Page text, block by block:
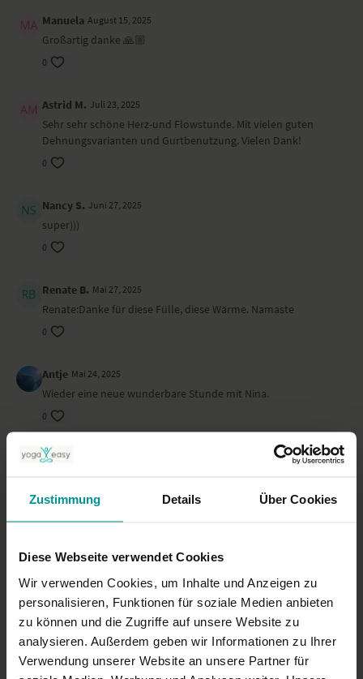
Zustimmung Details Über Cookies
Diese Webseite verwendet Cookies
Wir verwenden Cookies, um Inhalte und Anzeigen zu
personalisieren, Funktionen für soziale Medien anbieten
zu können und die Zugriffe auf unsere Website zu
analysieren. Außerdem geben wir Informationen zu Ihrer
Verwendung unserer Website an unsere Partner für
In dieser Praxis übst du immer wieder im Moment anzukommen. Das
Herzraum zu spüren.
Ort und Ausstattung
Dieses Video ist eine Aufzeichnung einer unserer Live-Klassen, daher
ist es möglich, dass die Video- oder Tonqualität nicht der gewohnten
YogaEasy-Qualität entspricht.
Manuela August 15, 2025
Großartig danke 🙏🏼
0
Astrid M. Juli 23, 2025
Sehr sehr schöne Herz-und Flowstunde. Mit vielen guten
Dehnungsvarianten und Gurtbenutzung. Vielen Dank!
0
Nancy S. Juni 27, 2025
super)))
0
Renate B. Mai 27, 2025
Renate:Danke für diese Fülle, diese Wärme. Namaste
0
Antje Mai 24, 2025
Wieder eine neue wunderbare Stunde mit Nina.
0
Heidi H.
ende hin viel zu viel, ich komme nicht wirklich in die
Entspannung...mehr Stille täte gut!
Mehr laden
Ähnliche Videos